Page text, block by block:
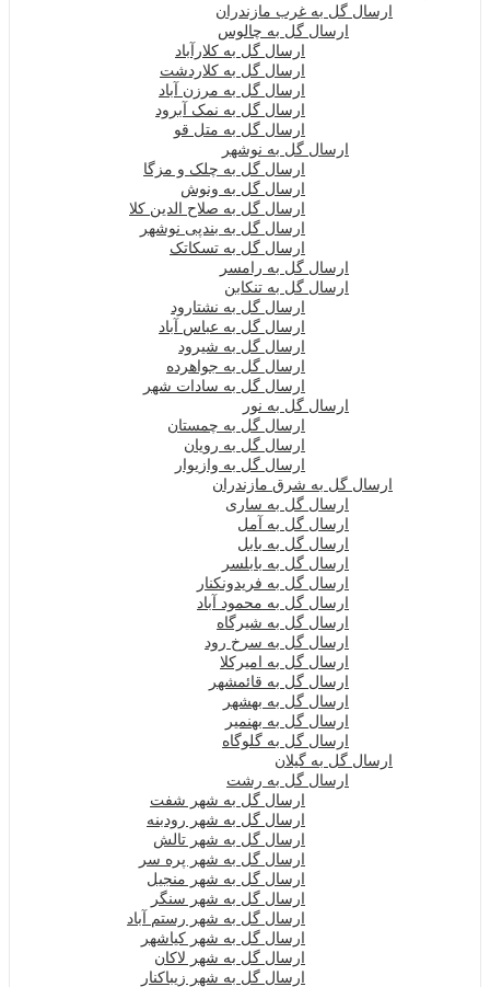
ارسال گل به غرب مازندران
ارسال گل به چالوس
ارسال گل به کلارآباد
ارسال گل به کلاردشت
ارسال گل به مرزن آباد
ارسال گل به نمک آبرود
ارسال گل به متل قو
ارسال گل به نوشهر
ارسال گل به چلک و مزگا
ارسال گل به ونوش
ارسال گل به صلاح الدین کلا
ارسال گل به بندپی نوشهر
ارسال گل به تسکاتک
ارسال گل به رامسر
ارسال گل به تنکابن
ارسال گل به نشتارود
ارسال گل به عباس آباد
ارسال گل به شیرود
ارسال گل به جواهرده
ارسال گل به سادات شهر
ارسال گل به نور
ارسال گل به چمستان
ارسال گل به رویان
ارسال گل به وازیوار
ارسال گل به شرق مازندران
ارسال گل به ساری
ارسال گل به آمل
ارسال گل به بابل
ارسال گل به بابلسر
ارسال گل به فریدونکنار
ارسال گل به محمود آباد
ارسال گل به شیرگاه
ارسال گل به سرخ رود
ارسال گل به امیرکلا
ارسال گل به قائمشهر
ارسال گل به بهشهر
ارسال گل به بهنمیر
ارسال گل به گلوگاه
ارسال گل به گیلان
ارسال گل به رشت
ارسال گل به شهر شفت
ارسال گل به شهر رودبنه
ارسال گل به شهر تالش
ارسال گل به شهر پره سر
ارسال گل به شهر منجیل
ارسال گل به شهر سنگر
ارسال گل به شهر رستم آباد
ارسال گل به شهر کیاشهر
ارسال گل به شهر لاکان
ارسال گل به شهر زیباکنار